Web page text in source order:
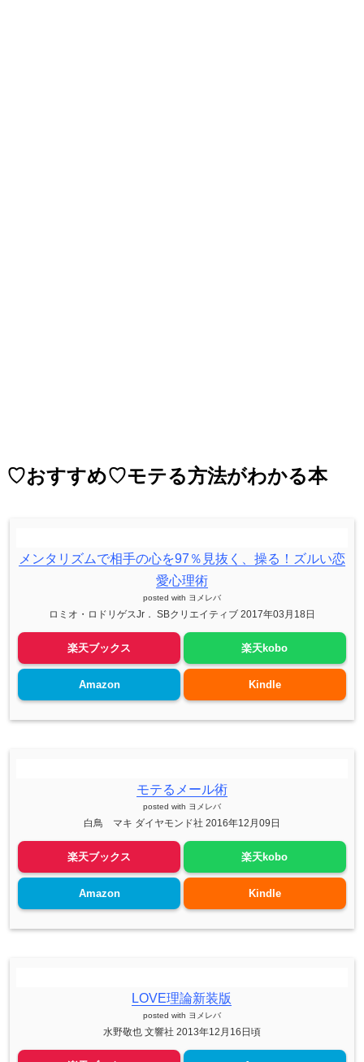
♡おすすめ♡モテる方法がわかる本
メンタリズムで相手の心を97％見抜く、操る！ズルい恋
愛心理術
posted with ヨメレバ
ロミオ・ロドリゲスJr． SBクリエイティブ 2017年03月18日
楽天ブックス 楽天kobo
Amazon Kindle
モテるメール術
posted with ヨメレバ
白鳥 マキ ダイヤモンド社 2016年12月09日
楽天ブックス 楽天kobo
Amazon Kindle
LOVE理論新装版
posted with ヨメレバ
水野敬也 文響社 2013年12月16日頃